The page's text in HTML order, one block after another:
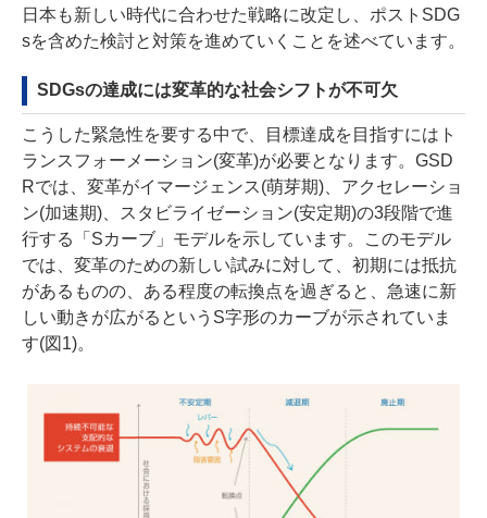
日本も新しい時代に合わせた戦略に改定し、ポストSDG
sを含めた検討と対策を進めていくことを述べています。
SDGsの達成には変革的な社会シフトが不可欠
こうした緊急性を要する中で、目標達成を目指すにはト
ランスフォーメーション(変革)が必要となります。GSD
Rでは、変革がイマージェンス(萌芽期)、アクセレーショ
ン(加速期)、スタビライゼーション(安定期)の3段階で進
行する「Sカーブ」モデルを示しています。このモデル
では、変革のための新しい試みに対して、初期には抵抗
があるものの、ある程度の転換点を過ぎると、急速に新
しい動きが広がるというS字形のカーブが示されていま
す(図1)。